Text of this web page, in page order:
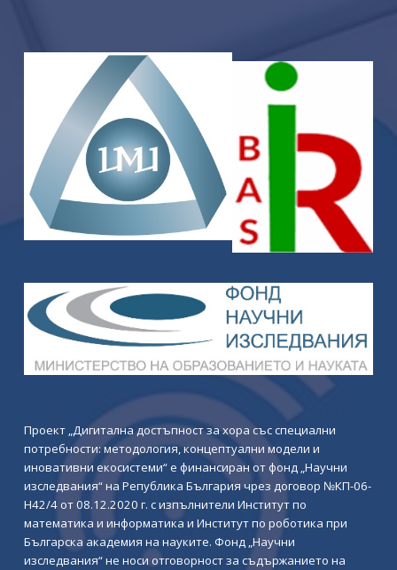
Проект „Дигитална достъпност за хора със специални
потребности: методология, концептуални модели и
иновативни екосистеми“ е финансиран от фонд „Научни
изследвания“ на Република България чрез договор №КП-06-
Н42/4 от 08.12.2020 г. с изпълнители Институт по
математика и информатика и Институт по роботика при
Българска академия на науките. Фонд „Научни
изследвания“ не носи отговорност за съдържанието на